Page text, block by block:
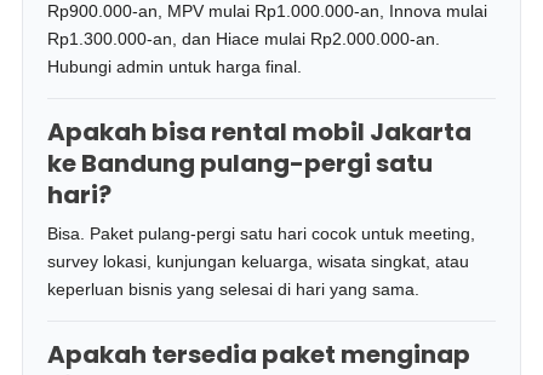
Rp900.000-an, MPV mulai Rp1.000.000-an, Innova mulai
Rp1.300.000-an, dan Hiace mulai Rp2.000.000-an.
Hubungi admin untuk harga final.
Apakah bisa rental mobil Jakarta
ke Bandung pulang-pergi satu
hari?
Bisa. Paket pulang-pergi satu hari cocok untuk meeting,
survey lokasi, kunjungan keluarga, wisata singkat, atau
keperluan bisnis yang selesai di hari yang sama.
Apakah tersedia paket menginap